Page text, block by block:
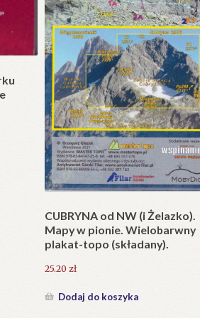
Krzyże litewskie. Kapliczki i
przydrożne jako dzieło sztuki
ludowej i potrzeba ich
231.00zł
Dodaj do koszyka